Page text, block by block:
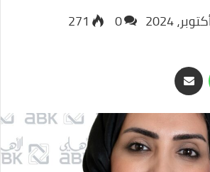
0
271
واتسابمشاركة
عبر
البريد